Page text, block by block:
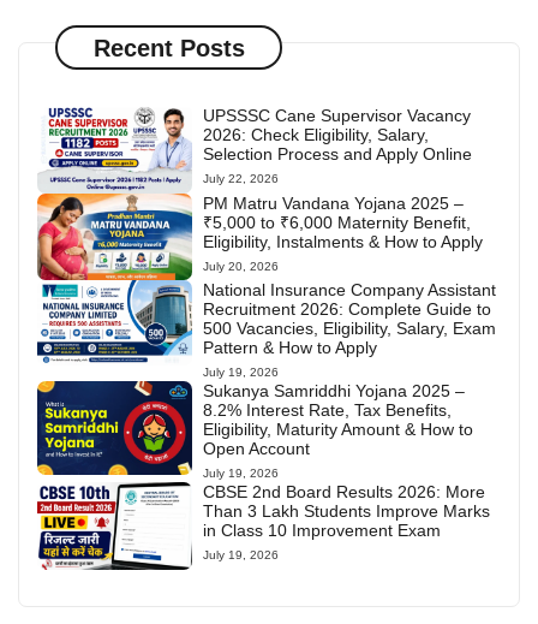
Recent Posts
UPSSSC Cane Supervisor Vacancy
2026: Check Eligibility, Salary,
Selection Process and Apply Online
July 22, 2026
PM Matru Vandana Yojana 2025 –
₹5,000 to ₹6,000 Maternity Benefit,
Eligibility, Instalments & How to Apply
July 20, 2026
National Insurance Company Assistant
Recruitment 2026: Complete Guide to
500 Vacancies, Eligibility, Salary, Exam
Pattern & How to Apply
July 19, 2026
Sukanya Samriddhi Yojana 2025 –
8.2% Interest Rate, Tax Benefits,
Eligibility, Maturity Amount & How to
Open Account
July 19, 2026
CBSE 2nd Board Results 2026: More
Than 3 Lakh Students Improve Marks
in Class 10 Improvement Exam
July 19, 2026